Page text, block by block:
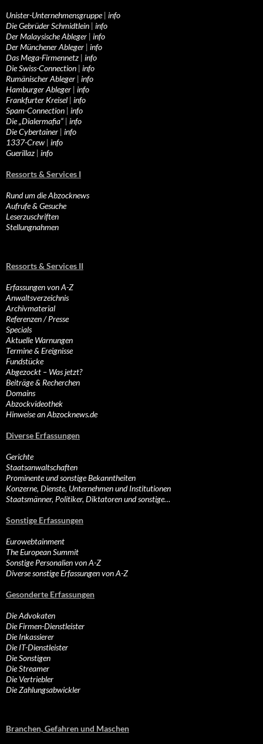
Unister-Unternehmensgruppe| info
Die Gebrüder Schmidtlein | info
Der Malaysische Ableger | info
Der Münchener Ableger | info
Das Mega-Firmennetz | info
Die Swiss-Connection | info
Rumänischer Ableger | info
Hamburger Ableger | info
Frankfurter Kreisel | info
Spam-Connection | info
Die „Dialermafia“ | info
Die Cybertainer | info
1337-Crew | info
Guerillaz | info
Ressorts & Services I
Rund um die Abzocknews
Aufrufe & Gesuche
Leserzuschriften
Stellungnahmen
Ressorts & Services II
Erfassungen von A-Z
Anwaltsverzeichnis
Archivmaterial
Referenzen / Presse
Specials
Aktuelle Warnungen
Termine & Ereignisse
Fundstücke
Abgezockt – Was jetzt?
Beiträge & Recherchen
Domains
Abzockvideothek
Hinweise an Abzocknews.de
Diverse Erfassungen
Gerichte
Staatsanwaltschaften
Prominente und sonstige Bekanntheiten
Konzerne, Dienste, Unternehmen und Institutionen
Staatsmänner, Politiker, Diktatoren und sonstige…
Sonstige Erfassungen
Eurowebtainment
The European Summit
Sonstige Personalien von A-Z
Diverse sonstige Erfassungen von A-Z
Gesonderte Erfassungen
Die Advokaten
Die Firmen-Dienstleister
Die Inkassierer
Die IT-Dienstleister
Die Sonstigen
Die Streamer
Die Vertriebler
Die Zahlungsabwickler
Branchen, Gefahren und Maschen